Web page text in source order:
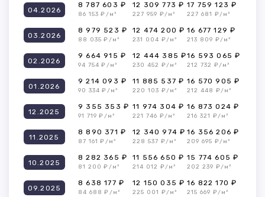
04.2026
8 787 603 ₽
86 153 ₽/м²
12 309 773 ₽
227 959 ₽/м²
17 759 123 ₽
227 681 ₽/м²
03.2026
8 979 523 ₽
88 035 ₽/м²
12 474 200 ₽
231 004 ₽/м²
16 677 129 ₽
213 809 ₽/м²
02.2026
9 664 915 ₽
94 754 ₽/м²
12 444 385 ₽
230 452 ₽/м²
16 593 065 ₽
212 732 ₽/м²
01.2026
9 214 093 ₽
90 334 ₽/м²
11 885 537 ₽
220 103 ₽/м²
16 570 905 ₽
212 448 ₽/м²
12.2025
9 355 353 ₽
91 719 ₽/м²
11 974 304 ₽
221 746 ₽/м²
16 873 024 ₽
216 321 ₽/м²
11.2025
8 890 371 ₽
87 161 ₽/м²
12 340 974 ₽
228 537 ₽/м²
16 356 206 ₽
209 695 ₽/м²
10.2025
8 282 365 ₽
81 200 ₽/м²
11 556 650 ₽
214 012 ₽/м²
15 774 605 ₽
202 239 ₽/м²
09.2025
8 638 177 ₽
84 688 ₽/м²
12 150 035 ₽
225 001 ₽/м²
16 822 170 ₽
215 669 ₽/м²